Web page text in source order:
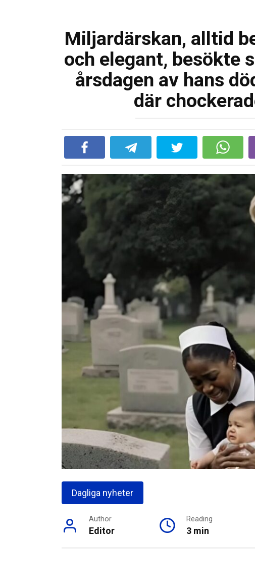
Miljardärskan, alltid
och elegant, besökte
årsdagen av hans
där
Dagliga nyheter
Author
Editor
Reading
3 min